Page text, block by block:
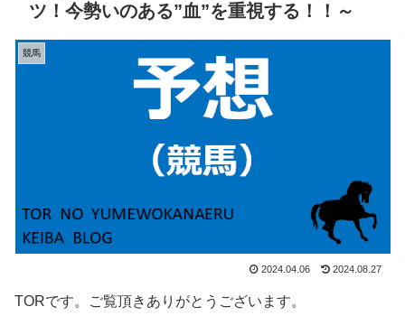
ツ！今勢いのある”血”を重視する！！～
競馬
2024.04.06 2024.08.27
TORです。ご覧頂きありがとうございます。